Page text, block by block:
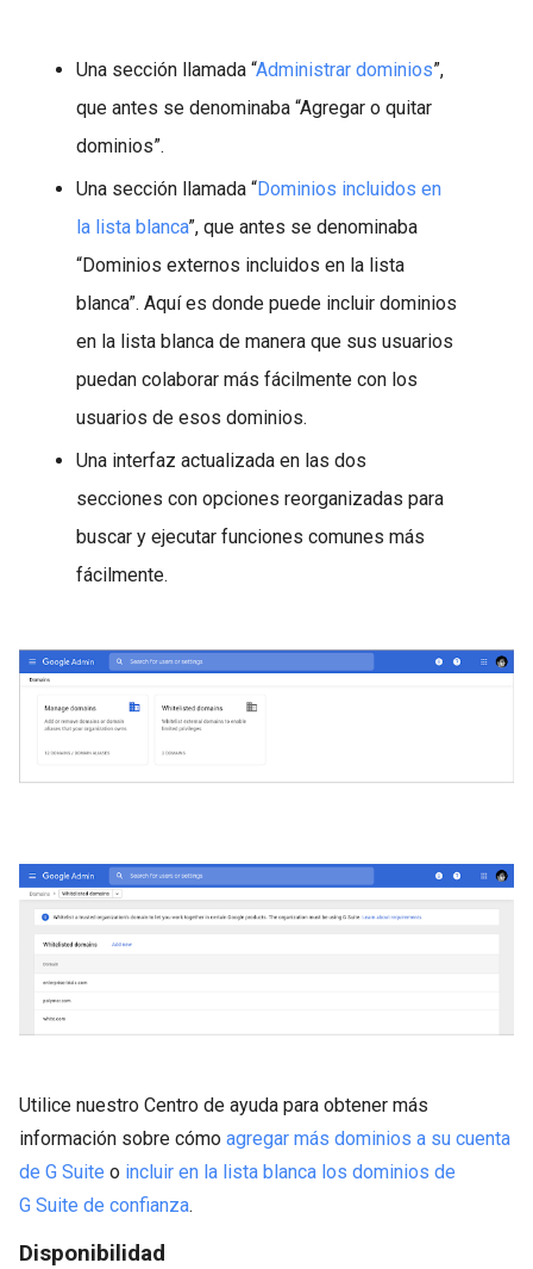
Una sección llamada “Administrar dominios”,
que antes se denominaba “Agregar o quitar
dominios”.
Una sección llamada “Dominios incluidos en
la lista blanca”, que antes se denominaba
“Dominios externos incluidos en la lista
blanca”. Aquí es donde puede incluir dominios
en la lista blanca de manera que sus usuarios
puedan colaborar más fácilmente con los
usuarios de esos dominios.
Una interfaz actualizada en las dos
secciones con opciones reorganizadas para
buscar y ejecutar funciones comunes más
fácilmente.
Utilice nuestro Centro de ayuda para obtener más
información sobre cómo agregar más dominios a su cuenta
de G Suite o incluir en la lista blanca los dominios de
G Suite de confianza.
Disponibilidad